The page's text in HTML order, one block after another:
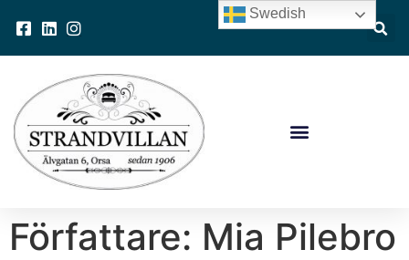
Författare: Mia Pilebro
Swedish